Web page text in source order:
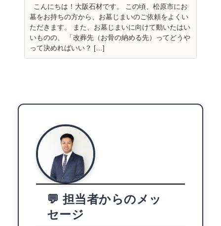
こんにちは！大阪石材です。 この頃、松原市にお
墓をお持ちの方から、お墓じまいのご依頼をよくい
ただきます。 また、お墓じまいに向けて動いたはい
いものの、 「改葬先（お骨の納める先）ってどうや
って決めればいい？ […]
💬 担当者からのメッ
セージ